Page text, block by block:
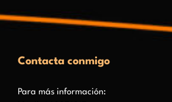
Contacta conmigo
Para más información: